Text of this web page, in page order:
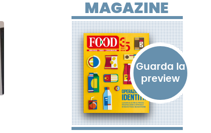
MAGAZINE